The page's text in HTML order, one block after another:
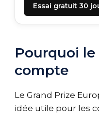
Essai gratuit 30
Pourquoi
compte
Le Grand Prize
idée utile pour les